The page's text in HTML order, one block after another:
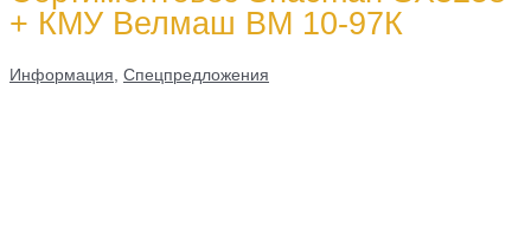
+ КМУ Велмаш ВМ 10-97К
Информация, Спецпредложения